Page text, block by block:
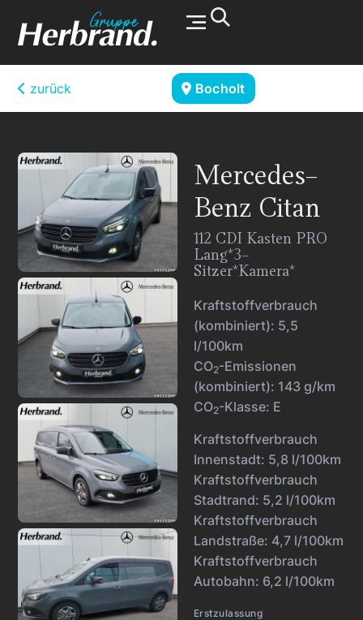
zurück Bocholt
Mercedes-
Benz Citan
112 CDI Kasten PRO
Lang*3-
Sitzer*Kamera*
Kraftstoffverbrauch
(kombiniert): 5,5
l/100km
CO2-Emissionen
(kombiniert): 143 g/km
CO2-Klasse: E
Kraftstoffverbrauch
Innenstadt: 5,8 l/100km
Kraftstoffverbrauch
Stadtrand: 5,2 l/100km
Kraftstoffverbrauch
Landstraße: 4,7 l/100km
Kraftstoffverbrauch
Autobahn: 6,2 l/100km
Erstzulassung